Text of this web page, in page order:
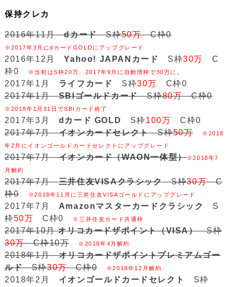
保持クレカ
2016年11月dカードS枠50万C枠0
※2017年3月にdカードGOLDにアップグレード
2016年12月Yahoo! JAPANカード S枠30万
C
枠0
※当初はS枠20万。2017年9月に自動増枠で30万に。
2017年1月 ライフカード S枠30万
C枠0
2017年1月SBIゴールドカードS枠80万C枠0
※2018年1月31日でSBIカード終了
2017年3月 dカード GOLD S枠100万 C枠0
2017年7月イオンカードセレクトS枠50万
※2018
年2月にイオンゴールドカードセレクトにアップグレード
2017年7月イオンカード（WAON一体型）※2018年7
月解約
2017年7月三井住友VISAクラシックS枠30万C
枠0
※2018年11月に三井住友VISAゴールドにアップグレード
2017年7月 Amazonマスターカードクラシック
S
枠50万 C枠0 ※三井住友カード共通枠
2017年10月オリコカードザポイント（VISA）S枠
30万C枠10万 ※2018年4月解約
2018年1月オリコカードザポイントプレミアムゴー
ルドS枠30万C枠0 ※2018年12月解約
2018年2月 イオンゴールドカードセレクト S枠